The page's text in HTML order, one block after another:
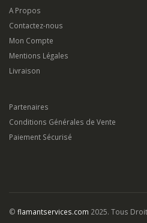
A Propos
Contactez-nous
Mon Compte
Mentions Légales
Livraison
Partenaires
Conditions Générales de Vente
Paiement Sécurisé
© flamantservices.com 2025. Tous